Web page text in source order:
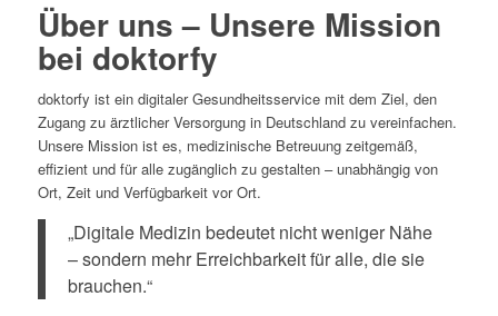
Über uns – Unsere Mission
bei doktorfy
doktorfy ist ein digitaler Gesundheitsservice mit dem Ziel, den
Zugang zu ärztlicher Versorgung in Deutschland zu vereinfachen.
Unsere Mission ist es, medizinische Betreuung zeitgemäß,
effizient und für alle zugänglich zu gestalten – unabhängig von
Ort, Zeit und Verfügbarkeit vor Ort.
„Digitale Medizin bedeutet nicht weniger Nähe
– sondern mehr Erreichbarkeit für alle, die sie
brauchen.“